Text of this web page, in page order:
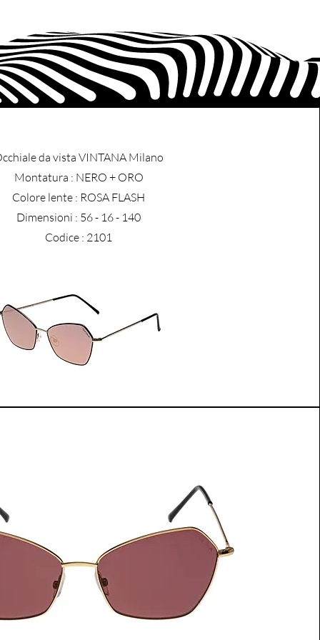
da vista VINTANA Milano
​Montatura : NERO + ORO
Colore lente : ROSA FLASH
Dimensioni : 56 - 16 - 140
Codice : 2101